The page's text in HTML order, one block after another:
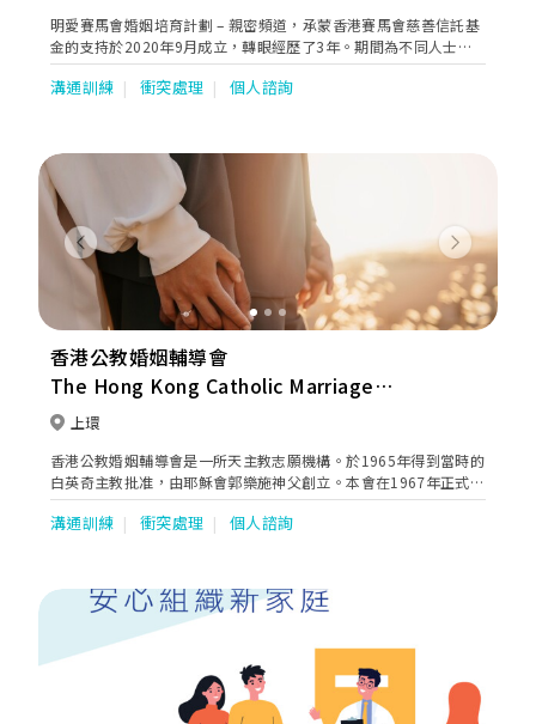
明愛賽馬會婚姻培育計劃 – 親密頻道，承蒙香港賽馬會慈善信託基
金的支持於2020年9月成立，轉眼經歷了3年。期間為不同人士提
供服務，開展了一個談情說性的平台。在疫情期間，推展新服務像
如履薄冰、霧中前行。過去3年，我們收到很多朋友的鼓勵和肯
和挑戰。
溝通訓練 衝突處理 個人諮詢
Previous Next
香港公教婚姻輔導會
The Hong Kong Catholic Marriage
Advisory Council
上環
香港公教婚姻輔導會是一所天主教志願機構。於1965年得到當時的
白英奇主教批准，由耶穌會郭樂施神父創立。本會在1967年正式註
冊為服務社團，並以促進美滿婚姻及促使父母善盡天職為宗旨。 婚
前評估於1985年在美國面世，是現今國際間為準婚人士設計的其中
溝通訓練 衝突處理 個人諮詢